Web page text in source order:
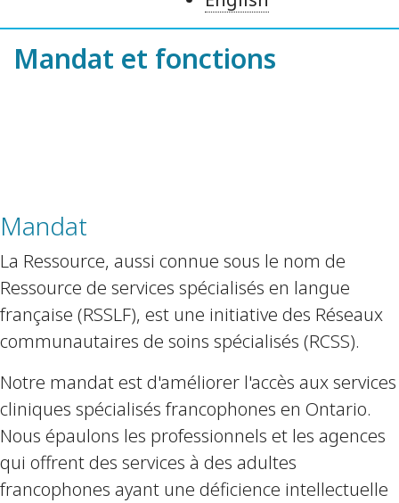
Mandat et fonctions
Mandat
La Ressource, aussi connue sous le nom de
Ressource de services spécialisés en langue
française (RSSLF), est une initiative des Réseaux
communautaires de soins spécialisés (RCSS).
Notre mandat est d'améliorer l'accès aux services
cliniques spécialisés francophones en Ontario.
Nous épaulons les professionnels et les agences
qui offrent des services à des adultes
francophones ayant une déficience intellectuelle